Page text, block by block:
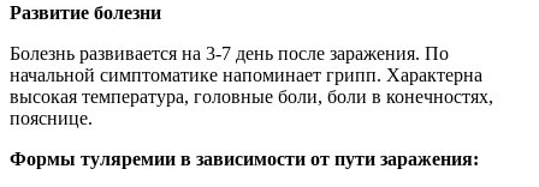
Развитие болезни
Болезнь развивается на 3-7 день после заражения. По
начальной симптоматике напоминает грипп. Характерна
высокая температура, головные боли, боли в конечностях,
пояснице.
Формы туляремии в зависимости от пути заражения: